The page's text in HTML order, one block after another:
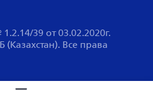
39 от 03.02.2020г.
Все права